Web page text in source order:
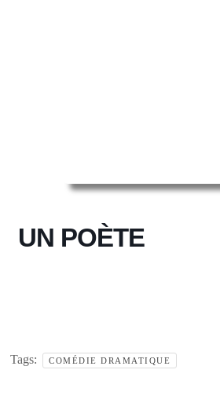
UN POÈTE
Tags: COMÉDIE DRAMATIQUE